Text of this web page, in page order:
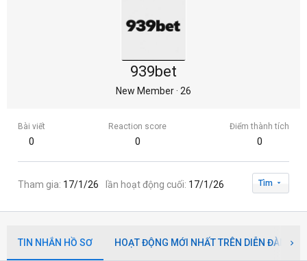
939bet
New Member· 26
Bài viết
0
Reaction score
0
Điểm thành tích
0
Tham gia 17/1/26 lần hoạt động cuối 17/1/26 Tìm
TIN NHẮN HỒ SƠ HOẠT ĐỘNG MỚI NHẤT TRÊN DIỄN ĐÀN